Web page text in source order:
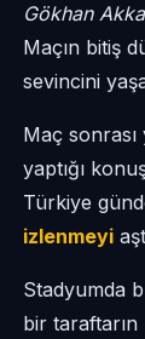
Gökhan
Maçın bitiş
sevincini
Maç
yaptığı
Türkiye
izlenmeyi
Stadyumda
bir taraftarın